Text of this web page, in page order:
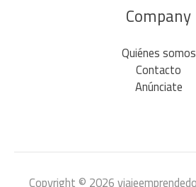
Company
Quiénes somos
Contacto
Anúnciate